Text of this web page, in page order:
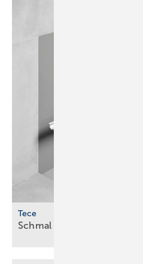
Tece
Schmal und mit optimierter